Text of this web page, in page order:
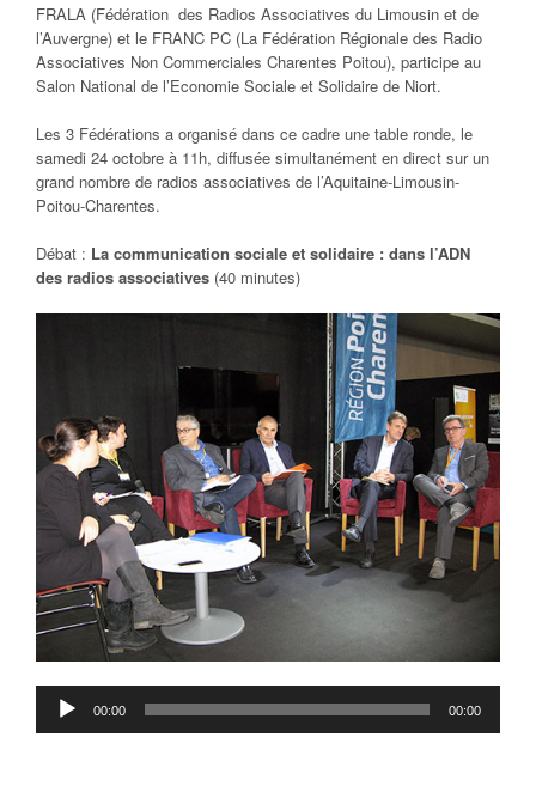
FRALA (Fédération des Radios Associatives du Limousin et de
l’Auvergne) et le FRANC PC (La Fédération Régionale des Radio
Associatives Non Commerciales Charentes Poitou), participe au
Salon National de l’Economie Sociale et Solidaire de Niort.
Les 3 Fédérations a organisé dans ce cadre une table ronde, le
samedi 24 octobre à 11h, diffusée simultanément en direct sur un
grand nombre de radios associatives de l’Aquitaine-Limousin-
Poitou-Charentes.
Débat : La communication sociale et solidaire : dans l’ADN
des radios associatives (40 minutes)
Lecteur
audio
00:00 00:00